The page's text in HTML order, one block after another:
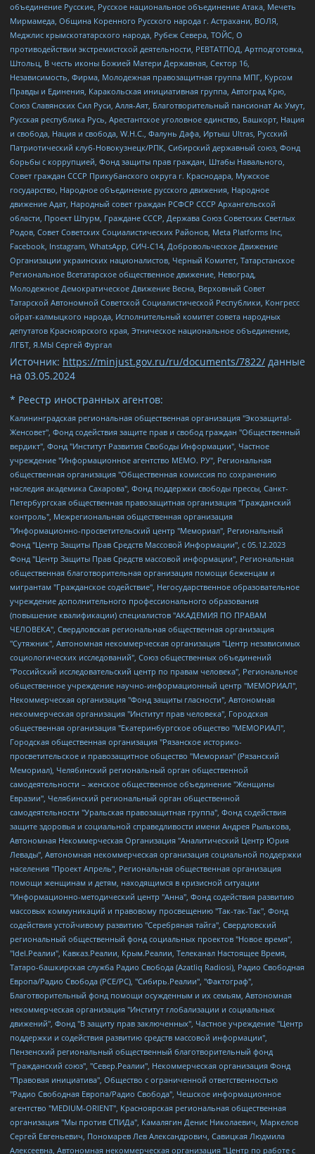
объединение Русские, Русское национальное объединение Атака, Мечеть
Мирмамеда, Община Коренного Русского народа г. Астрахани, ВОЛЯ,
Меджлис крымскотатарского народа, Рубеж Севера, ТОЙС, О
противодействии экстремистской деятельности, РЕВТАТПОД, Артподготовка,
Штольц, В честь иконы Божией Матери Державная, Сектор 16,
Независимость, Фирма, Молодежная правозащитная группа МПГ, Курсом
Правды и Единения, Каракольская инициативная группа, Автоград Крю,
Союз Славянских Сил Руси, Алля-Аят, Благотворительный пансионат Ак Умут,
Русская республика Русь, Арестантское уголовное единство, Башкорт, Нация
и свобода, Нация и свобода, W.H.С., Фалунь Дафа, Иртыш Ultras, Русский
Патриотический клуб-Новокузнецк/РПК, Сибирский державный союз, Фонд
борьбы с коррупцией, Фонд защиты прав граждан, Штабы Навального,
Совет граждан СССР Прикубанского округа г. Краснодара, Мужское
государство, Народное объединение русского движения, Народное
движение Адат, Народный совет граждан РСФСР СССР Архангельской
области, Проект Штурм, Граждане СССР, Держава Союз Советских Светлых
Родов, Совет Советских Социалистических Районов, Meta Platforms Inc,
Facebook, Instagram, WhatsApp, СИЧ-С14, Добровольческое Движение
Организации украинских националистов, Черный Комитет, Татарстанское
Региональное Всетатарское общественное движение, Невоград,
Молодежное Демократическое Движение Весна, Верховный Совет
Татарской Автономной Советской Социалистической Республики, Конгресс
ойрат-калмыцкого народа, Исполнительный комитет совета народных
депутатов Красноярского края, Этническое национальное объединение,
ЛГБТ, Я.МЫ Сергей Фургал
Источник: https://minjust.gov.ru/ru/documents/7822/ данные
на 03.05.2024
* Реестр иностранных агентов:
Калининградская региональная общественная организация "Экозащита!-Женсовет", Фонд содействия защите прав и свобод граждан "Общественный вердикт", Фонд "Институт Развития Свободы Информации", Частное учреждение "Информационное агентство МЕМО. РУ", Региональная общественная организация "Общественная комиссия по сохранению наследия академика Сахарова", Фонд поддержки свободы прессы, Санкт-Петербургская общественная правозащитная организация "Гражданский контроль", Межрегиональная общественная организация "Информационно-просветительский центр "Мемориал", Региональный Фонд "Центр Защиты Прав Средств Массовой Информации", с 05.12.2023 Фонд "Центр Защиты Прав Средств массовой информации", Региональная общественная благотворительная организация помощи беженцам и мигрантам "Гражданское содействие", Негосударственное образовательное учреждение дополнительного профессионального образования (повышение квалификации) специалистов "АКАДЕМИЯ ПО ПРАВАМ ЧЕЛОВЕКА", Свердловская региональная общественная организация "Сутяжник", Автономная некоммерческая организация "Центр независимых социологических исследований", Союз общественных объединений "Российский исследовательский центр по правам человека", Региональное общественное учреждение научно-информационный центр "МЕМОРИАЛ", Некоммерческая организация "Фонд защиты гласности", Автономная некоммерческая организация "Институт прав человека", Городская общественная организация "Екатеринбургское общество "МЕМОРИАЛ", Городская общественная организация "Рязанское историко-просветительское и правозащитное общество "Мемориал" (Рязанский Мемориал), Челябинский региональный орган общественной самодеятельности – женское общественное объединение "Женщины Евразии", Челябинский региональный орган общественной самодеятельности "Уральская правозащитная группа", Фонд содействия защите здоровья и социальной справедливости имени Андрея Рылькова, Автономная Некоммерческая Организация "Аналитический Центр Юрия Левады", Автономная некоммерческая организация социальной поддержки населения "Проект Апрель", Региональная общественная организация помощи женщинам и детям, находящимся в кризисной ситуации "Информационно-методический центр "Анна", Фонд содействия развитию массовых коммуникаций и правовому просвещению "Так-так-Так", Фонд содействия устойчивому развитию "Серебряная тайга", Свердловский региональный общественный фонд социальных проектов "Новое время", "Idel.Реалии", Кавказ.Реалии, Крым.Реалии, Телеканал Настоящее Время, Татаро-башкирская служба Радио Свобода (Azatliq Radiosi), Радио Свободная Европа/Радио Свобода (PCE/PC), "Сибирь.Реалии", "Фактограф", Благотворительный фонд помощи осужденным и их семьям, Автономная некоммерческая организация "Институт глобализации и социальных движений", Фонд "В защиту прав заключенных", Частное учреждение "Центр поддержки и содействия развитию средств массовой информации", Пензенский региональный общественный благотворительный фонд "Гражданский союз", "Север.Реалии", Некоммерческая организация Фонд "Правовая инициатива", Общество с ограниченной ответственностью "Радио Свободная Европа/Радио Свобода", Чешское информационное агентство "MEDIUM-ORIENT", Красноярская региональная общественная организация "Мы против СПИДа", Камалягин Денис Николаевич, Маркелов Сергей Евгеньевич, Пономарев Лев Александрович, Савицкая Людмила Алексеевна, Автономная некоммерческая организация "Центр по работе с проблемой насилия "НАСИЛИЮ.НЕТ", Межрегиональный профессиональный союз работников здравоохранения "Альянс врачей", Юридическое лицо, зарегистрированное в Латвийской Республике, SIA "Medusa Project" (регистрационный номер 40103797863, дата регистрации 10.06.2014), Некоммерческая организация "Фонд по борьбе с коррупцией", Автономная некоммерческая организация "Институт права и публичной политики", Баданин Роман Сергеевич, Гликин Максим Александрович, Железнова Мария Михайловна, Лукьянова Юлия Сергеевна, Маетная Елизавета Витальевна, Маняхин Петр Борисович, Чуракова Ольга Владимировна, Ярош Юлия Петровна, Юридическое лицо "The Insider SIA", зарегистрированное в Риге, Латвийская Республика (дата регистрации 26.06.2015), являющееся администратором доменного имени интернет-издания "The Insider SIA", https://theins.ru, Постернак Алексей Евгеньевич, Рубин Михаил Аркадьевич, Анин Роман Александрович, Юридическое лицо Istories fonds, зарегистрированное в Латвийской Республике (регистрационный номер 50008295751, дата регистрации 24.02.2020), Великовский Дмитрий Александрович, Долинина Ирина Николаевна, Мароховская Алеся Алексеевна, Шлейнов Роман Юрьевич, Шмагун Олеся Валентиновна, Общество с ограниченной ответственностью "Альтаир 2021", Общество с ограниченной ответственностью "Вега 2021", Общество с ограниченной ответственностью "Главный редактор 2021", Общество с ограниченной ответственностью "Ромашки монолит", Важенков Артем Валерьевич, Ивановская областная общественная организация "Центр гендерных исследований", Гурман Юрий Альбертович, Медиапроект "ОВД-Инфо", Егоров Владимир Владимирович, Жилинский Владимир Александрович, Общество с ограниченной ответственностью "ЗП", Иванова София Юрьевна, Карезина Инна Павловна, Кильтау Екатерина Викторовна, Петров Алексей Викторович, Пискунов Сергей Евгеньевич, Смирнов Сергей Сергеевич, Тихонов Михаил Сергеевич, Общество с ограниченной ответственностью "ЖУРНАЛИСТ-ИНОСТРАННЫЙ АГЕНТ", Арапова Галина Юрьевна, Вольтская Татьяна Анатольевна, Американская компания "Mason G.E.S. Anonymous Foundation" (США), являющаяся владельцем интернет-издания https://mnews.world/, Компания "Stichting Bellingcat", зарегистрированная в Нидерландах (дата регистрации 11.07.2018), Захаров Андрей Вячеславович, Клепиковская Екатерина Дмитриевна, Общество с ограниченной ответственностью "МЕМО", Перл Роман Александрович, Симонов Евгений Алексеевич, Соловьева Елена Анатольевна, Сотников Даниил Владимирович, Сурначева Елизавета Дмитриевна, Автономная некоммерческая организация по защите прав человека и информированию населения "Якутия – Наше Мнение", Общество с ограниченной ответственностью "Москоу диджитал медиа", с 26.01.2023 Общество с ограниченной ответственностью "Чайка Белые сады", Ветошкина Валерия Валерьевна, Заговора Максим Александрович, Межрегиональное общественное движение "Российская ЛГБТ - сеть", Оленичев Максим Владимирович, Павлов Иван Юрьевич, Скворцова Елена Сергеевна, Общество с ограниченной ответственностью "Как бы инагент", Кочетков Игорь Викторович, Общество с ограниченной ответственностью "Честные выборы", Еланчик Олег Александрович, Общество с ограниченной ответственностью "Нобелевский призыв", Гималова Регина Эмилевна, Григорьев Андрей Валерьевич, Григорьева Алина Александровна, Ассоциация по содействию защите прав призывников, альтернативнослужащих и военнослужащих "Правозащитная группа "Гражданин.Армия.Право", Хисамова Регина Фаритовна, Автономная некоммерческая организация по реализации социально-правовых программ "Лилит", Дальневосточное общественное движение "Маяк", Санкт-Петербургская ЛГБТ-инициативная группа "Выход", Инициативная группа ЛГБТ+ "Реверс", Алексеев Андрей Викторович, Бекбулатова Таисия Львовна, Беляев Иван Михайлович, Владыкина Елена Сергеевна, Гельман Марат Александрович, Никульшина Вероника Юрьевна, Толоконникова Надежда Андреевна, Шендерович Виктор Анатольевич, Общество с ограниченной ответственностью "Данное сообщение", Общество с ограниченной ответственностью Издательский дом "Новая глава", Айнбиндер Александра Александровна, Московский комьюнити-центр для ЛГБТ+инициатив, Благотворительный фонд развития филантропии, Deutsche Welle (Германия, Kurt-Schumacher-Strasse 3, 53113 Bonn), Борзунова Мария Михайловна, Воробьев Виктор Викторович, Голубева Анна Львовна, Константинова Алла Михайловна, Малкова Ирина Владимировна, Мурадов Мурад Абдулгалимович, Осетинская Елизавета Николаевна, Понасенков Евгений Николаевич, Ганапольский Матвей Юрьевич, Киселев Евгений Алексеевич, Борухович Ирина Григорьевна, Дремин Иван Тимофеевич, Дубровский Дмитрий Викторович, Красноярская региональная общественная организация поддержки и развития альтернативных образовательных технологий и межкультурных коммуникаций "ИНТЕРРА", Маяковская Екатерина Алексеевна, Фейгин Марк Захарович, Филимонов Андрей Викторович, Дзугкоева Регина Николаевна, Доброхотов Роман Александрович, Дудь Юрий Александрович, Елкин Сергей Владимирович, Кругликов Кирилл Игоревич, Сабунаева Мария Леонидовна, Семенов Алексей Владимирович, Шаинян Карен Багратович, Шульман Екатерина Михайловна, Асафьев Артур Валерьевич, Вахштайн Виктор Семенович, Венедиктов Алексей Алексеевич, Лушникова Екатерина Евгеньевна, Волков Леонид Михайлович, Невзоров Александр Глебович, Пархоменко Сергей Борисович, Сироткин Ярослав Николаевич, Кара-Мурза Владимир Владимирович, Баранова Наталья Владимировна, Гозман Леонид Яковлевич, Кагарлицкий Борис Юльевич, Климарев Михаил Валерьевич, Милов Владимир Станиславович, Автономная некоммерческая организация Краснодарский центр современного искусства "Типография", Моргенштерн Алишер Тагирович, Соболь Любовь Эдуардовна, Общество с ограниченной ответственностью "ЛИЗА НОРМ", Каспаров Гарри Кимович, Ходорковский Михаил Борисович, Общество с ограниченной ответственностью "Апрельские тезисы", Данилович Ирина Брониславовна, Кашин Олег Владимирович, Петров Николай Владимирович, Пивоваров Алексей Владимирович, Соколов Михаил Владимирович, Цветкова Юлия Владимировна, Чичваркин Евгений Александрович, Комитет против пыток/Команда против пыток, Общество с ограниченной ответственностью "Первый научный", Общество с ограниченной ответственностью "Вертолет и ко", Белоцерковская Вероника Борисовна, Кац Максим Евгеньевич, Лазарева Татьяна Юрьевна, Шаведдинов Руслан Табризович, Яшин Илья Валерьевич, Общество с ограниченной ответственностью "Иноагент ААВ", Алешковский Дмитрий Петрович, Альбац Евгения Марковна, Быков Дмитрий Львович, Галямина Юлия Евгеньевна, Лойко Сергей Леонидович, Мартынов Кирилл Константинович, Медведев Сергей Александрович, Крашенинников Федор Геннадиевич, Гордеева Катерина Вл